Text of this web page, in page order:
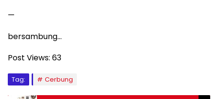
—
bersambung…
Post Views: 63
Tag: Cerbung